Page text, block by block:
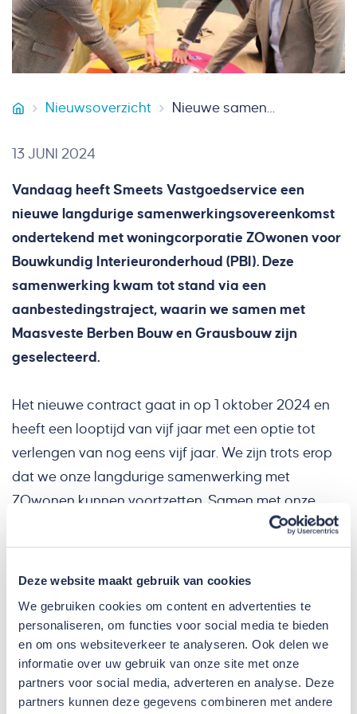
Deze website maakt gebruik van cookies
We gebruiken cookies om content en advertenties te
personaliseren, om functies voor social media te bieden
en om ons websiteverkeer te analyseren. Ook delen we
informatie over uw gebruik van onze site met onze
partners voor social media, adverteren en analyse. Deze
partners kunnen deze gegevens combineren met andere
Smeets Vastgoedservice
Nieuwsoverzicht Nieuwe samenwerkings-overeenkomst met woningcorporatie ZOwonen
13 JUNI 2024
Vandaag heeft Smeets Vastgoedservice een
nieuwe langdurige samenwerkingsovereenkomst
ondertekend met woningcorporatie ZOwonen voor
Bouwkundig Interieuronderhoud (PBI). Deze
samenwerking kwam tot stand via een
aanbestedingstraject, waarin we samen met
Maasveste Berben Bouw en Grausbouw zijn
geselecteerd.
Het nieuwe contract gaat in op 1 oktober 2024 en
heeft een looptijd van vijf jaar met een optie tot
verlengen van nog eens vijf jaar. We zijn trots erop
dat we onze langdurige samenwerking met
ZOwonen kunnen voortzetten. Samen met onze
partners blijven we ons inzetten voor het welzijn van
de bewoners en het behoud van kwalitatief,
hoogwaardig vastgoed. Door de gezamenlijke inzet
Bouw en Grausbouw wordt continue gewerkt aan
het verbeteren van het wooncomfort en de
leefbaarheid voor de bewoners van ZOwonen.
Deze samenwerking omvat het Bouwkundig